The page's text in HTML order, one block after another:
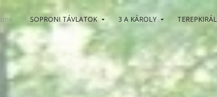
SOPRONI TÁVLATOK 3 A KÁROLY